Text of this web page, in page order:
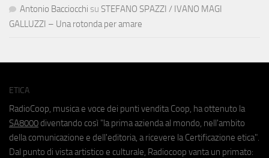
Antonio Bacciocchi su STEFANO SPAZZI / IVANO MAGI
GALLUZZI – Una rotonda per amare
ETICA
RadioCoop, musica e voce dei punti vendita Coop, ha ottenuto la
SA8000 diventando così "la prima azienda al mondo, nell'ambito
della comunicazione e dell'editoria, a ricevere la Certificazione etica".
Dal punto di vista artistico e culturale, Radiocoop vanta un primato: